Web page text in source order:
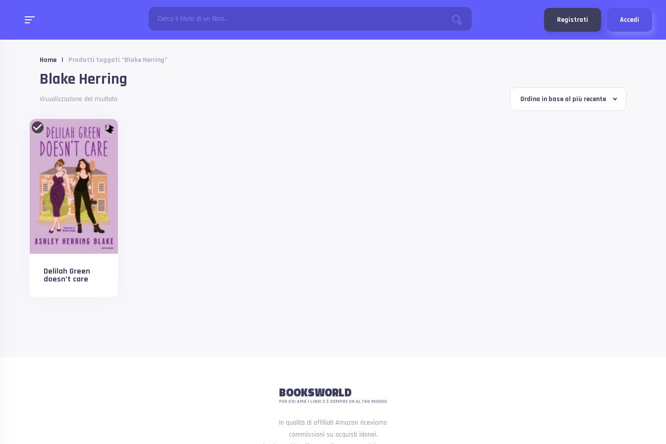
Registrati Accedi
Home | Prodotti taggati “Blake Herring”
Blake Herring
Visualizzazione del risultato
Delilah Green
doesn’t care
BOOKSWORLD
PER CHI AMA I LIBRI C'È SEMPRE UN ALTRO MONDO
In qualità di affiliati Amazon riceviamo
commissioni su acquisti idonei.